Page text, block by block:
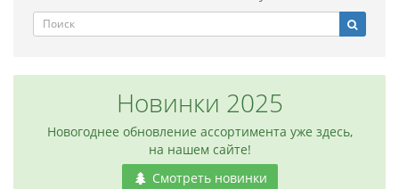
Новинки 2025
Новогоднее обновление ассортимента уже здесь,
на нашем сайте!
Смотреть новинки